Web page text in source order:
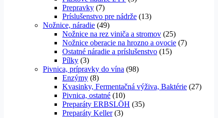
Prepravky (7)
Príslušenstvo pre nádrže (13)
Nožnice, náradie (49)
Nožnice na rez viniča a stromov (25)
Nožnice oberacie na hrozno a ovocie (7)
Ostatné náradie a príslušenstvo (15)
Pílky (3)
Pivnica, prípravky do vína (98)
Enzýmy (8)
Kvasinky, Fermentačná výživa, Baktérie (27)
Pivnica, ostatné (10)
Preparáty ERBSLÖH (35)
Preparáty Keller (3)